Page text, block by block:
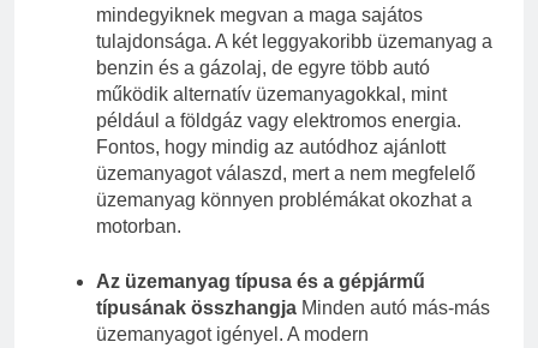
mindegyiknek megvan a maga sajátos
tulajdonsága. A két leggyakoribb üzemanyag a
benzin és a gázolaj, de egyre több autó
működik alternatív üzemanyagokkal, mint
például a földgáz vagy elektromos energia.
Fontos, hogy mindig az autódhoz ajánlott
üzemanyagot válaszd, mert a nem megfelelő
üzemanyag könnyen problémákat okozhat a
motorban.
Az üzemanyag típusa és a gépjármű
típusának összhangja Minden autó más-más
üzemanyagot igényel. A modern